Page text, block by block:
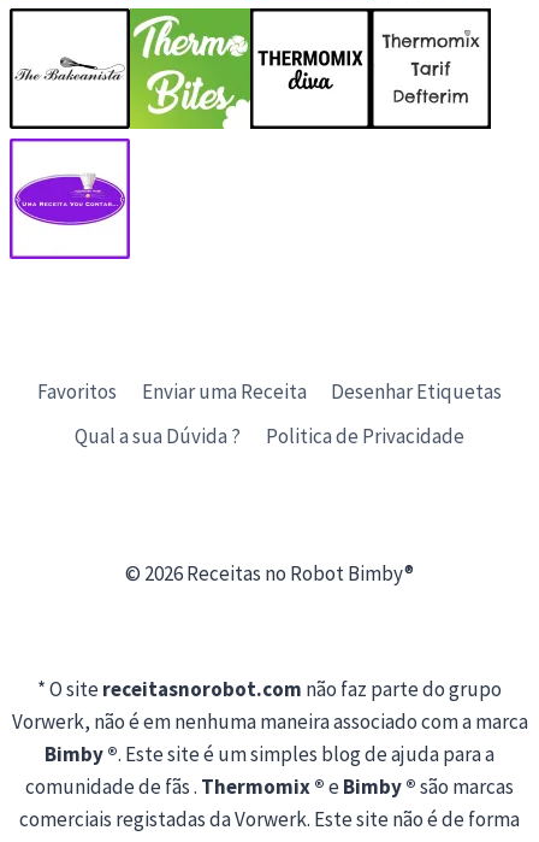
Favoritos Enviar uma Receita
Desenhar Etiquetas
Qual a sua Dúvida ?
Politica de Privacidade
© 2026 Receitas no Robot Bimby®
* O sitereceitasnorobot.com não faz parte do grupo
Vorwerk, não é em nenhuma maneira associado com a marca
Bimby ®. Este site é um simples blog de ajuda para a
comunidade de fãs . Thermomix ®eBimby ®são marcas
comerciais registadas da Vorwerk. Este site não é de forma